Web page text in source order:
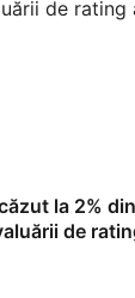
la 2%
de